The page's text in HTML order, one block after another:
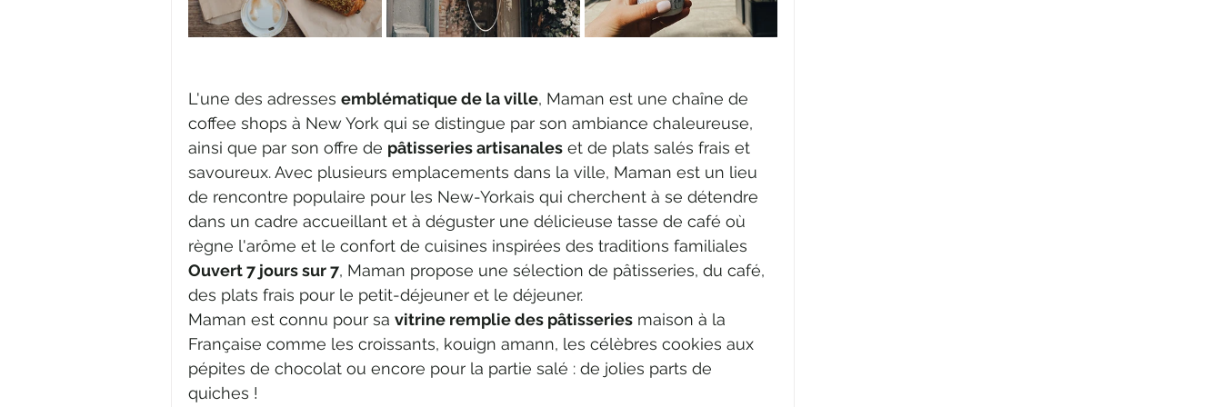
L'une des adresses emblématique de la ville, Maman est une chaîne de
coffee shops à New York qui se distingue par son ambiance chaleureuse,
ainsi que par son offre de pâtisseries artisanales et de plats salés frais et
savoureux. Avec plusieurs emplacements dans la ville, Maman est un lieu
de rencontre populaire pour les New-Yorkais qui cherchent à se détendre
dans un cadre accueillant et à déguster une délicieuse tasse de café où
règne l'arôme et le confort de cuisines inspirées des traditions familiales
Ouvert 7 jours sur 7, Maman propose une sélection de pâtisseries, du café,
des plats frais pour le petit-déjeuner et le déjeuner.
Maman est connu pour sa vitrine remplie des pâtisseries maison à la
Française comme les croissants, kouign amann, les célèbres cookies aux
pépites de chocolat ou encore pour la partie salé : de jolies parts de
quiches !